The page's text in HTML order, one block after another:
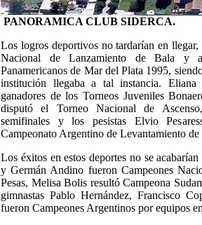
PANORAMICA CLUB SIDERCA.
Los logros deportivos no tardarían en
Nacional de Lanzamiento de Bala y
Panamericanos de Mar del Plata 1995,
institución llegaba a tal instancia.
ganadores de los Torneos Juveniles
disputó el Torneo Nacional de
semifinales y los pesistas Elvio
Campeonato Argentino de Levantamiento de
Los éxitos en estos deportes no se
y Germán Andino fueron Campeones
Pesas, Melisa Bolis resultó Campeona
gimnastas Pablo Hernández, Francisco
fueron Campeones Argentinos por equipos